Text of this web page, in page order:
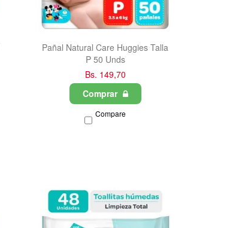
Pañal Natural Care Huggies Talla
P 50 Unds
Bs. 149,70
Comprar
Compare